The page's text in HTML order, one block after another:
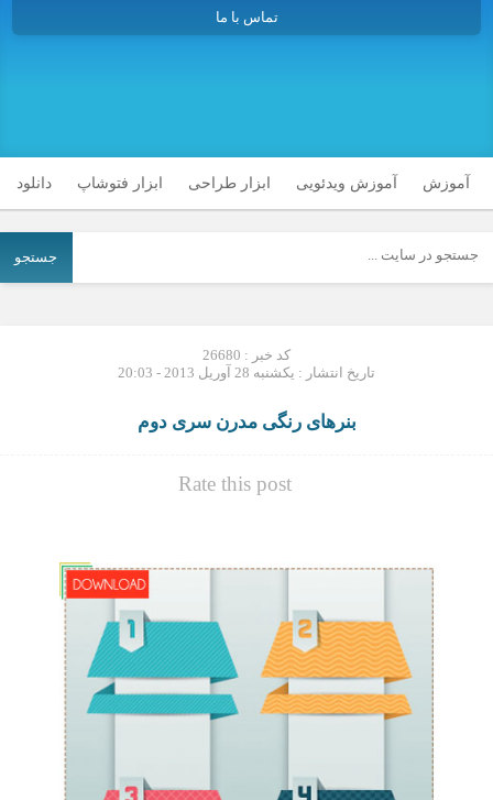
تماس با ما
آموزش آموزش ویدئویی ابزار طراحی ابزار فتوشاپ دانلود
جستجو
کد خبر : 26680
تاریخ انتشار : یکشنبه 28 آوریل 2013 - 20:03
بنرهای رنگی مدرن سری دوم
Rate this post